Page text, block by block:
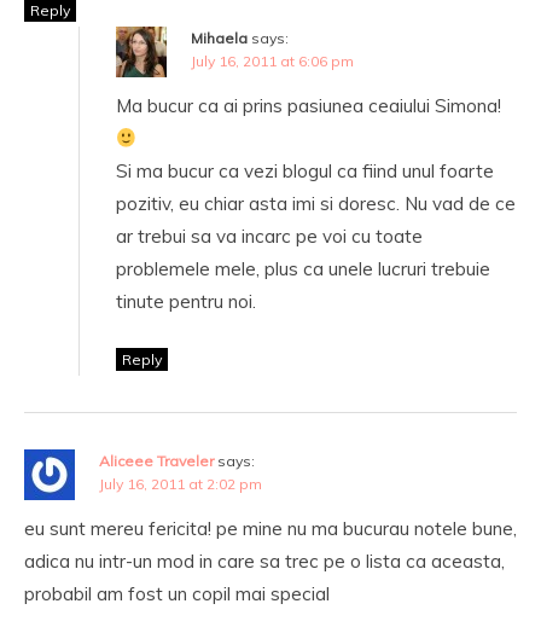
Reply
Mihaela says:
July 16, 2011 at 6:06 pm
Ma bucur ca ai prins pasiunea ceaiului Simona!
Si ma bucur ca vezi blogul ca fiind unul foarte
pozitiv, eu chiar asta imi si doresc. Nu vad de ce
ar trebui sa va incarc pe voi cu toate
problemele mele, plus ca unele lucruri trebuie
tinute pentru noi.
Reply
Aliceee Traveler says:
July 16, 2011 at 2:02 pm
eu sunt mereu fericita! pe mine nu ma bucurau notele bune,
adica nu intr-un mod in care sa trec pe o lista ca aceasta,
probabil am fost un copil mai special